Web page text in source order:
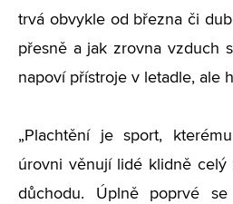
trvá obvykle od března či
přesně a jak zrovna vzduch
napoví přístroje v letadle, ale
„Plachtění je sport,
úrovni věnují lidé klidně celý
důchodu. Úplně poprvé